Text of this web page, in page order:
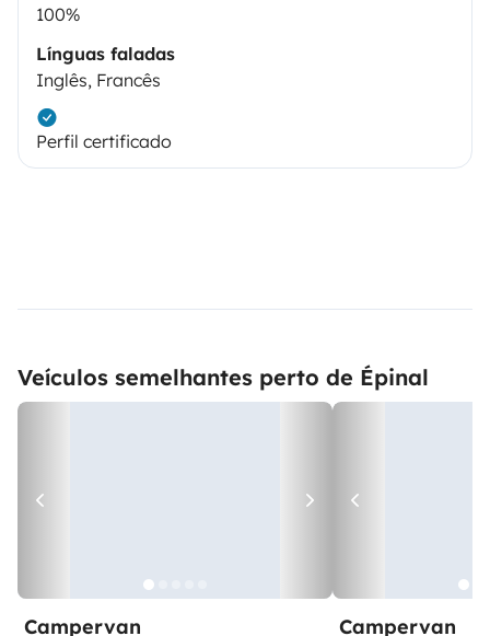
100%
Línguas faladas
Inglês, Francês
Perfil certificado
Veículos semelhantes perto de Épinal
Campervan Campervan